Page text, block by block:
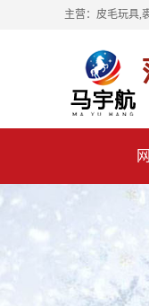
主营：皮毛玩具,